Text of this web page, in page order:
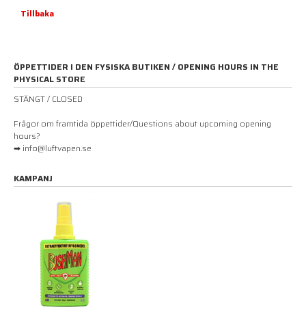
Tillbaka
ÖPPETTIDER I DEN FYSISKA BUTIKEN / OPENING HOURS IN THE
PHYSICAL STORE
STÄNGT / CLOSED
Frågor om framtida öppettider/Questions about upcoming opening
hours?
➡ info@luftvapen.se
KAMPANJ